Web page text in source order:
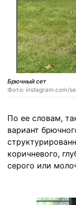
Брючный сет
Фото: instagram.com/
По ее словам,
вариант
коричневого,
серого или